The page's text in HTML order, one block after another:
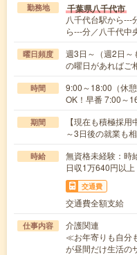
勤務地 千葉県八千代市
八千代台駅から---
ら---分／八千代中
曜日頻度
週3日～（週2日～
の曜日があればご
時間
9:00～18:00（休
OK！早番 7:00～
期間
【現在も積極採
～3日後の就業も
時給
無資格未経験：
日収1万640円以上
交通費
交通費全額支給
仕事内容
介護関連
≪お年寄りも自分
が昼間だけ生活の